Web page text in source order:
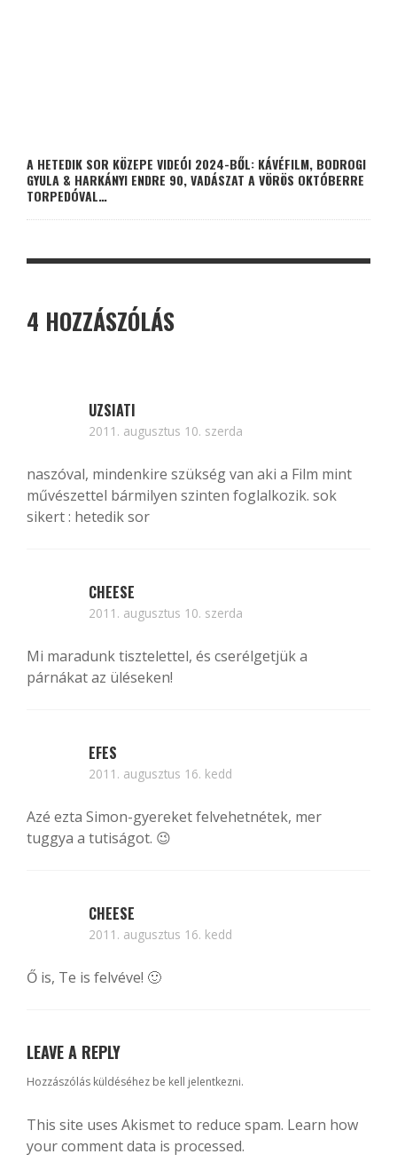
A HETEDIK SOR KÖZEPE VIDEÓI 2024-BŐL: KÁVÉFILM, BODROGI
GYULA & HARKÁNYI ENDRE 90, VADÁSZAT A VÖRÖS OKTÓBERRE
TORPEDÓVAL…
4 HOZZÁSZÓLÁS
UZSIATI
2011. augusztus 10. szerda
naszóval, mindenkire szükség van aki a Film mint
művészettel bármilyen szinten foglalkozik. sok
sikert : hetedik sor
CHEESE
2011. augusztus 10. szerda
Mi maradunk tisztelettel, és cserélgetjük a
párnákat az üléseken!
EFES
2011. augusztus 16. kedd
Azé ezta Simon-gyereket felvehetnétek, mer
tuggya a tutiságot. 😉
CHEESE
2011. augusztus 16. kedd
Ő is, Te is felvéve! 🙂
LEAVE A REPLY
Hozzászólás küldéséhez be kell jelentkezni.
This site uses Akismet to reduce spam. Learn how
your comment data is processed.